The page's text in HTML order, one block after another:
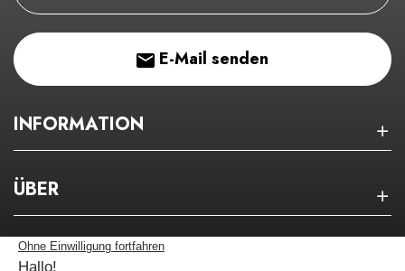
E-Mail senden
INFORMATION
ÜBER
NEWSLETTER